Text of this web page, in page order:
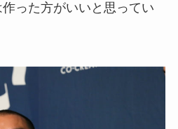
った方がいいと思ってい